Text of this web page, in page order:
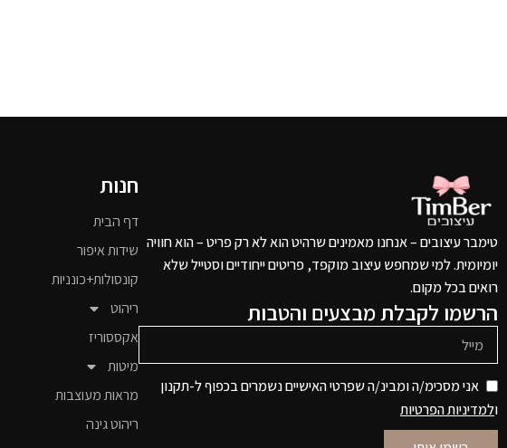
טימבר עיצובים – אנחנו מאמינים שרהיט הוא לא רק פריט – הוא חוויה
יומיומית. למי שמחפש עיצוב מוקפד, פריטים ייחודיים וסטייל שלא
רואים בכל מקום.
הרשמו לקבלת מבצעים והטבות
אני מסכימ/ה ומבינ/ה שפרטי האישיים נשמרים בכפוף ל-תקנון
ולמדיניות הפרטיות
חנות
דף הבית
שידות איפור
קונסולות+כונניות
ריהוט
אקססוריז
מיטות
מראות מעוצבות
ריהוט גינה